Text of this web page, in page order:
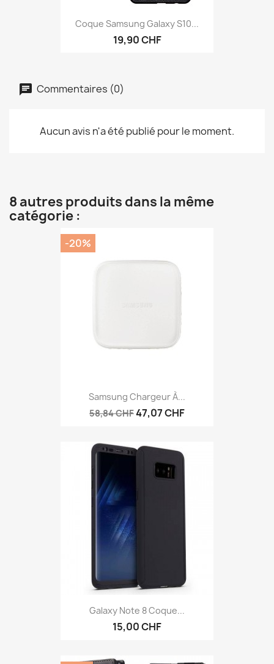
Coque Samsung Galaxy S10...
19,90 CHF
Commentaires (0)
Aucun avis n'a été publié pour le moment.
8 autres produits dans la même
catégorie :
Samsung Chargeur À...
58,84 CHF47,07 CHF
-20%
Galaxy Note 8 Coque...
15,00 CHF